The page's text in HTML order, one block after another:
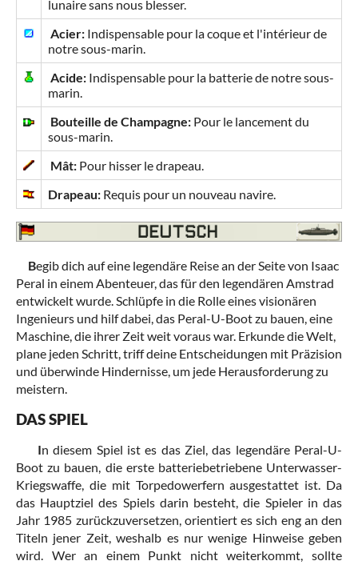
lunaire sans nous blesser.
Acier: Indispensable pour la coque et l'intérieur de
notre sous-marin.
Acide: Indispensable pour la batterie de notre sous-
marin.
Bouteille de Champagne: Pour le lancement du
sous-marin.
Mât: Pour hisser le drapeau.
Drapeau: Requis pour un nouveau navire.
Begib dich auf eine legendäre Reise an der Seite von Isaac
Peral in einem Abenteuer, das für den legendären Amstrad
entwickelt wurde. Schlüpfe in die Rolle eines visionären
Ingenieurs und hilf dabei, das Peral-U-Boot zu bauen, eine
Maschine, die ihrer Zeit weit voraus war. Erkunde die Welt,
plane jeden Schritt, triff deine Entscheidungen mit Präzision
und überwinde Hindernisse, um jede Herausforderung zu
meistern.
DAS SPIEL
In diesem Spiel ist es das Ziel, das legendäre Peral-U-
Boot zu bauen, die erste batteriebetriebene Unterwasser-
Kriegswaffe, die mit Torpedowerfern ausgestattet ist. Da
das Hauptziel des Spiels darin besteht, die Spieler in das
Jahr 1985 zurückzuversetzen, orientiert es sich eng an den
Titeln jener Zeit, weshalb es nur wenige Hinweise geben
wird. Wer an einem Punkt nicht weiterkommt, sollte